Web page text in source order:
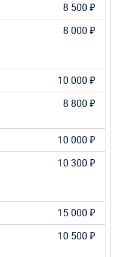
8 500 ₽
8 000 ₽
10 000 ₽
8 800 ₽
10 000 ₽
10 300 ₽
15 000 ₽
10 500 ₽